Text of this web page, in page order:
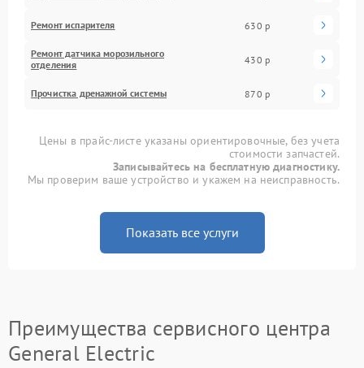
Ремонт испарителя 630 р
Ремонт датчика морозильного
отделения
430 р
Прочистка дренажной системы 870 р
Цены в прайс-листе указаны ориентировочные, без учета
стоимости запчастей.
Записывайтесь на бесплатную диагностику.
Мы проверим ваше устройство и укажем на неисправность.
Показать все услуги
Преимущества сервисного центра
General Electric